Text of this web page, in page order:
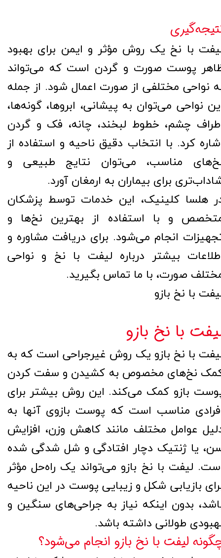
با نخ یک روش مؤثر و ایمن برای بهبود
پوست صورت و گردن است که می‌تواند
نواحی مختلفی از صورت اعمال شود. از جمله
نواحی می‌توان به پیشانی، ابروها، گونه‌ها،
چشم، خطوط لبخند، چانه، فک و گردن
کرد. با انتخاب دقیق ناحیه و استفاده از
مناسب، می‌توان نتایج طبیعی و
برای بیماران به ارمغان آورد.
هلسا کلینیک، این خدمات توسط پزشکان
و با استفاده از بهترین نخ‌ها و
انجام می‌شود. برای دریافت مشاوره و
بیشتر درباره لیفت با نخ و نواحی
صورت، با ما تماس بگیرید.
با نخ بازو
با نخ بازو
با نخ بازو یک روش غیرجراحی است که به
نخ‌های مخصوص به کشیدن و سفت کردن
بازو کمک می‌کند. این روش بیشتر برای
مناسب است که پوست بازوی آنها به
عوامل مختلف مانند کاهش وزن، افزایش
یا ژنتیک دچار افتادگی و شل شدگی شده
لیفت با نخ بازو می‌تواند یک راه‌حل مؤثر
بازیابی شکل و زیبایی پوست در این ناحیه
بدون اینکه نیاز به جراحی‌های سنگین و
طولانی داشته باشد.
لیفت با نخ بازو انجام می‌شود؟